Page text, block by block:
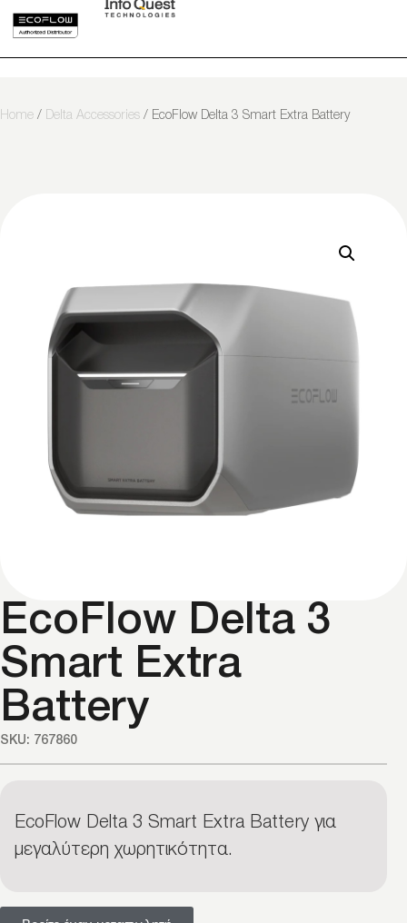
Home / Delta Accessories / EcoFlow Delta 3 Smart Extra Battery
EcoFlow Delta 3
Smart Extra
Battery
SKU: 767860
EcoFlow Delta 3 Smart Extra Battery για
μεγαλύτερη χωρητικότητα.